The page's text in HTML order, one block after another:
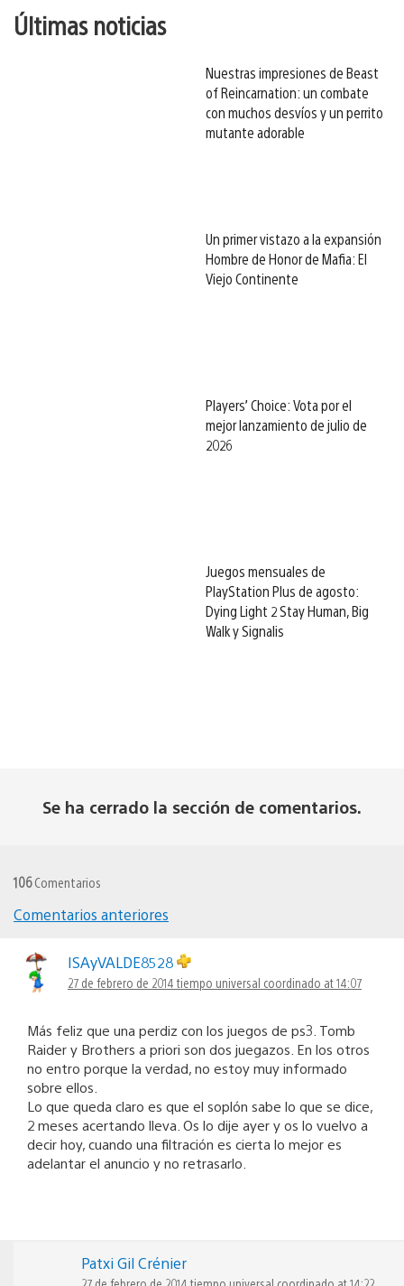
Últimas noticias
Nuestras impresiones de Beast
of Reincarnation: un combate
con muchos desvíos y un perrito
mutante adorable
Un primer vistazo a la expansión
Hombre de Honor de Mafia: El
Viejo Continente
Players’ Choice: Vota por el
mejor lanzamiento de julio de
2026
Juegos mensuales de
PlayStation Plus de agosto:
Dying Light 2 Stay Human, Big
Walk y Signalis
Se ha cerrado la sección de comentarios.
106Comentarios
de
comentarios
Comentarios anteriores
ISAyVALDE8528
27 de febrero de 2014 tiempo universal coordinado at 14:07
Más feliz que una perdiz con los juegos de ps3. Tomb
Raider y Brothers a priori son dos juegazos. En los otros
no entro porque la verdad, no estoy muy informado
sobre ellos.
Lo que queda claro es que el soplón sabe lo que se dice,
2 meses acertando lleva. Os lo dije ayer y os lo vuelvo a
decir hoy, cuando una filtración es cierta lo mejor es
adelantar el anuncio y no retrasarlo.
Patxi Gil Crénier